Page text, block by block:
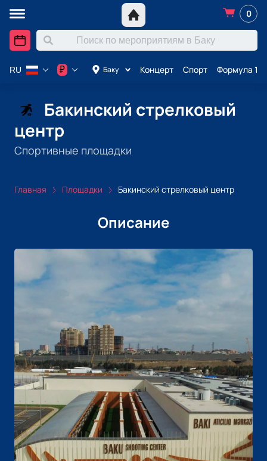
0
Баку Концерт Спорт Формула 1
RU ₽
Бакинский стрелковый
центр
Спортивные площадки
Главная Площадки Бакинский стрелковый центр
Описание